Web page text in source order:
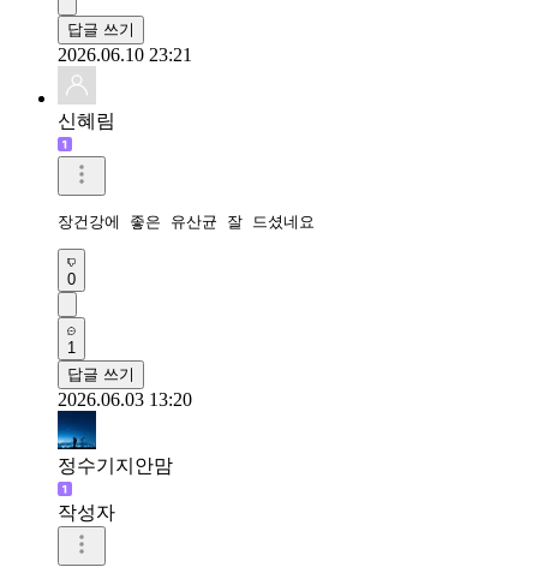
답글 쓰기
2026.06.10 23:21
신혜림
장건강에 좋은 유산균 잘 드셨네요
0
1
답글 쓰기
2026.06.03 13:20
정수기지안맘
작성자